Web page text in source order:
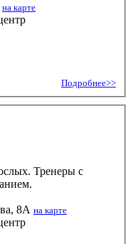
на карте
Подробнее>>
Тренеры с
8А на карте